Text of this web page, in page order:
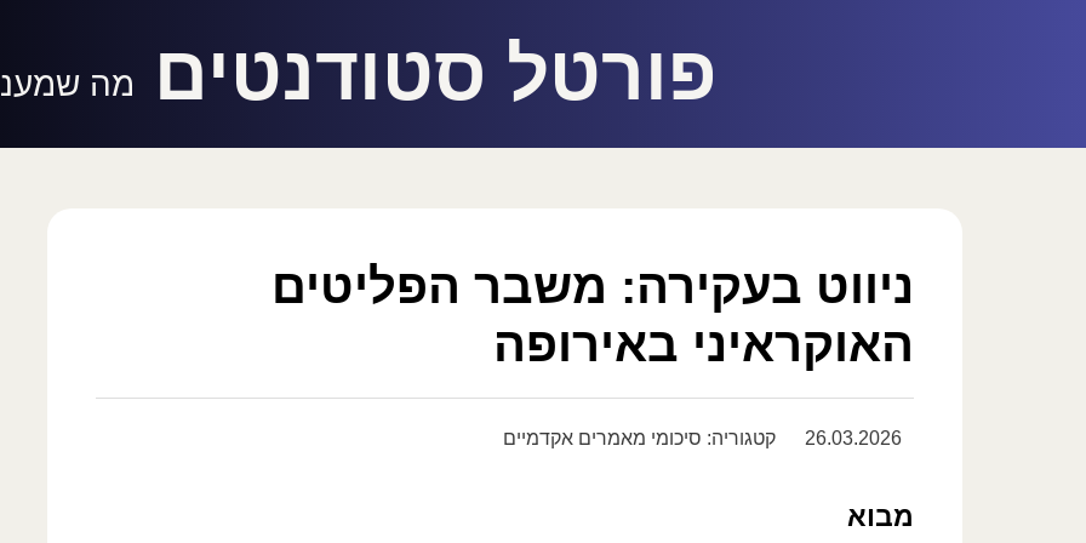
פורטל סטודנטים מה
ניווט בעקירה: משבר הפליטים
האוקראיני באירופה
26.03.2026 קטגוריה: סיכומי מאמרים אקדמיים
מבוא